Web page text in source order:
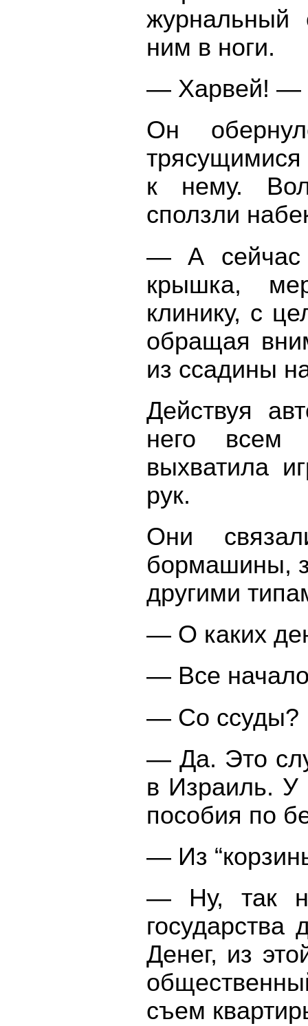
журнальный
ним в ноги.
— Харвей! —
Он
трясущимися
к нему.
сползли
— А сейчас
крышка,
клинику, с
обращая
из ссадины
Действуя
него всем
выхватила
рук.
Они
бормашины,
другими
— О каких
— Все
— Со ссуды?
— Да. Это
в Израиль. У
пособия по
— Из
— Ну, так
Денег, из
съем